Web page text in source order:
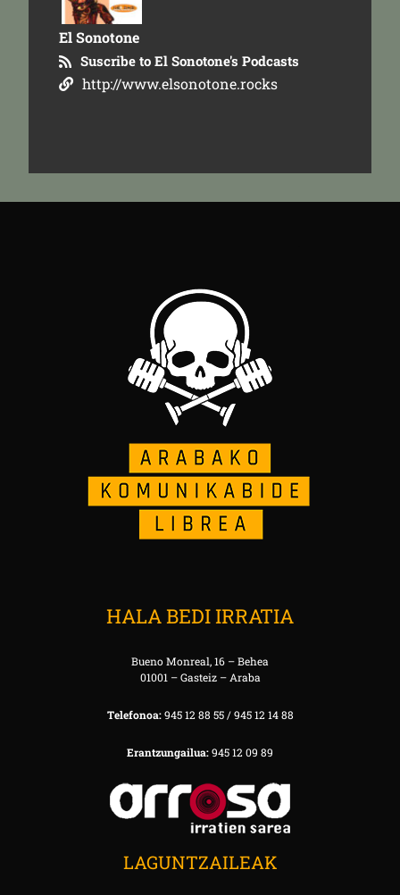
El Sonotone
Suscribe to El Sonotone's Podcasts
http://www.elsonotone.rocks
HALA BEDI IRRATIA
Bueno Monreal, 16 – Behea
01001 – Gasteiz – Araba
Telefonoa:945 12 88 55 / 945 12 14 88
Erantzungailua:945 12 09 89
LAGUNTZAILEAK